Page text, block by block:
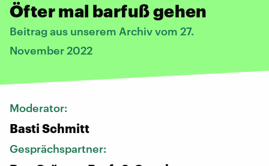
Öfter mal barfuß gehen
Beitrag aus unserem Archiv vom 27.
November 2022
Moderator:
Basti Schmitt
Gesprächspartner: